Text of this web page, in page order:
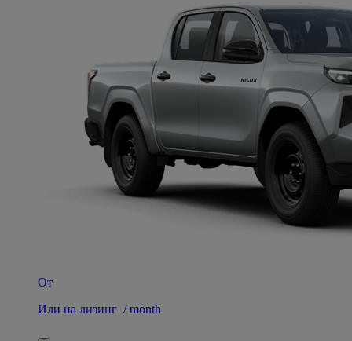
От
Или на лизинг / month